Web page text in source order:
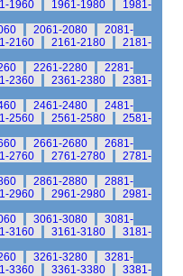
1960 1961-1980
1981-
2061-2080
2081-
2160 2161-2180
2181-
2261-2280
2281-
2360 2361-2380
2381-
2461-2480
2481-
2560 2561-2580
2581-
2661-2680
2681-
2760 2761-2780
2781-
2861-2880
2881-
2960 2961-2980
2981-
3061-3080
3081-
3160 3161-3180
3181-
3261-3280
3281-
3360 3361-3380
3381-